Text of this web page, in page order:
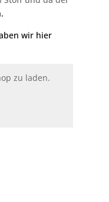
wir hier
zu laden.